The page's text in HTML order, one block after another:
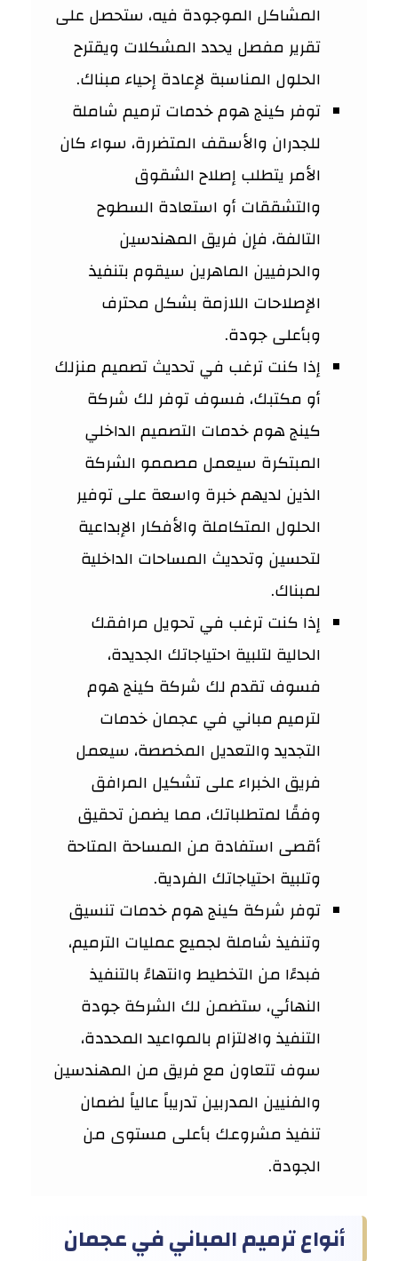
المشاكل الموجودة فيه، ستحصل على
تقرير مفصل يحدد المشكلات ويقترح
الحلول المناسبة لإعادة إحياء مبناك.
توفر كينج هوم خدمات ترميم شاملة
للجدران والأسقف المتضررة، سواء كان
الأمر يتطلب إصلاح الشقوق
والتشققات أو استعادة السطوح
التالفة، فإن فريق المهندسين
والحرفيين الماهرين سيقوم بتنفيذ
الإصلاحات اللازمة بشكل محترف
وبأعلى جودة.
إذا كنت ترغب في تحديث تصميم منزلك
أو مكتبك، فسوف توفر لك شركة
كينج هوم خدمات التصميم الداخلي
المبتكرة سيعمل مصممو الشركة
الذين لديهم خبرة واسعة على توفير
الحلول المتكاملة والأفكار الإبداعية
لتحسين وتحديث المساحات الداخلية
لمبناك.
إذا كنت ترغب في تحويل مرافقك
الحالية لتلبية احتياجاتك الجديدة،
فسوف تقدم لك شركة كينج هوم
لترميم مباني في عجمان خدمات
التجديد والتعديل المخصصة، سيعمل
فريق الخبراء على تشكيل المرافق
وفقًا لمتطلباتك، مما يضمن تحقيق
أقصى استفادة من المساحة المتاحة
وتلبية احتياجاتك الفردية.
توفر شركة كينج هوم خدمات تنسيق
وتنفيذ شاملة لجميع عمليات الترميم،
فبدءًا من التخطيط وانتهاءً بالتنفيذ
النهائي، ستضمن لك الشركة جودة
التنفيذ والالتزام بالمواعيد المحددة،
سوف تتعاون مع فريق من المهندسين
والفنيين المدربين تدريباً عالياً لضمان
تنفيذ مشروعك بأعلى مستوى من
الجودة.
أنواع ترميم المباني في عجمان